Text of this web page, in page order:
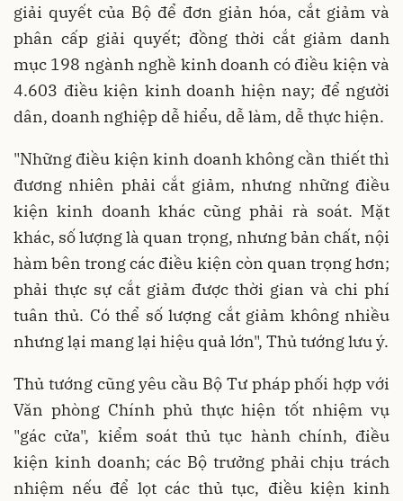
giải quyết của Bộ để đơn giản hóa, cắt giảm và
phân cấp giải quyết; đồng thời cắt giảm danh
mục 198 ngành nghề kinh doanh có điều kiện và
4.603 điều kiện kinh doanh hiện nay; để người
dân, doanh nghiệp dễ hiểu, dễ làm, dễ thực hiện.
"Những điều kiện kinh doanh không cần thiết thì
đương nhiên phải cắt giảm, nhưng những điều
kiện kinh doanh khác cũng phải rà soát. Mặt
khác, số lượng là quan trọng, nhưng bản chất, nội
hàm bên trong các điều kiện còn quan trọng hơn;
phải thực sự cắt giảm được thời gian và chi phí
tuân thủ. Có thể số lượng cắt giảm không nhiều
nhưng lại mang lại hiệu quả lớn", Thủ tướng lưu ý.
Thủ tướng cũng yêu cầu Bộ Tư pháp phối hợp với
Văn phòng Chính phủ thực hiện tốt nhiệm vụ
"gác cửa", kiểm soát thủ tục hành chính, điều
kiện kinh doanh; các Bộ trưởng phải chịu trách
nhiệm nếu để lọt các thủ tục, điều kiện kinh